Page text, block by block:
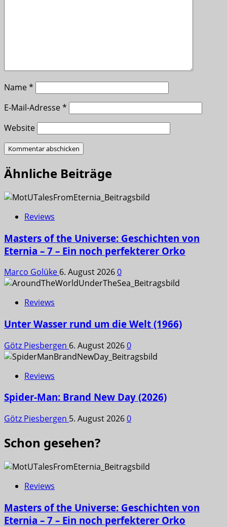
Name*
E-Mail-Adresse*
Website
Ähnliche Beiträge
Reviews
Masters of the Universe: Geschichten von
Eternia – 7 – Ein noch perfekterer Orko
Marco Golüke 6. August 20260
Reviews
Unter Wasser rund um die Welt (1966)
Götz Piesbergen 6. August 20260
Reviews
Spider-Man: Brand New Day (2026)
Götz Piesbergen 5. August 20260
Schon gesehen?
Reviews
Masters of the Universe: Geschichten von
Eternia – 7 – Ein noch perfekterer Orko